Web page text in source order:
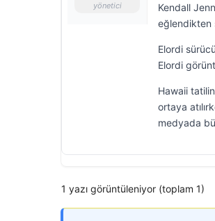
yönetici
Kendall
eğlendikten
Elordi
Elordi
Hawaii
ortaya
medyada
1 yazı görüntüleniyor (toplam 1)